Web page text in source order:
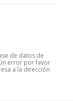
de datos de
error por favor
a la dirección